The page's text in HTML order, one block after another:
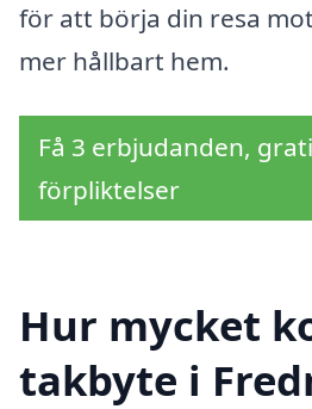
för att börja din resa
mer hållbart hem.
Få 3 erbjudanden,
förpliktelser
Hur mycket
takbyte i